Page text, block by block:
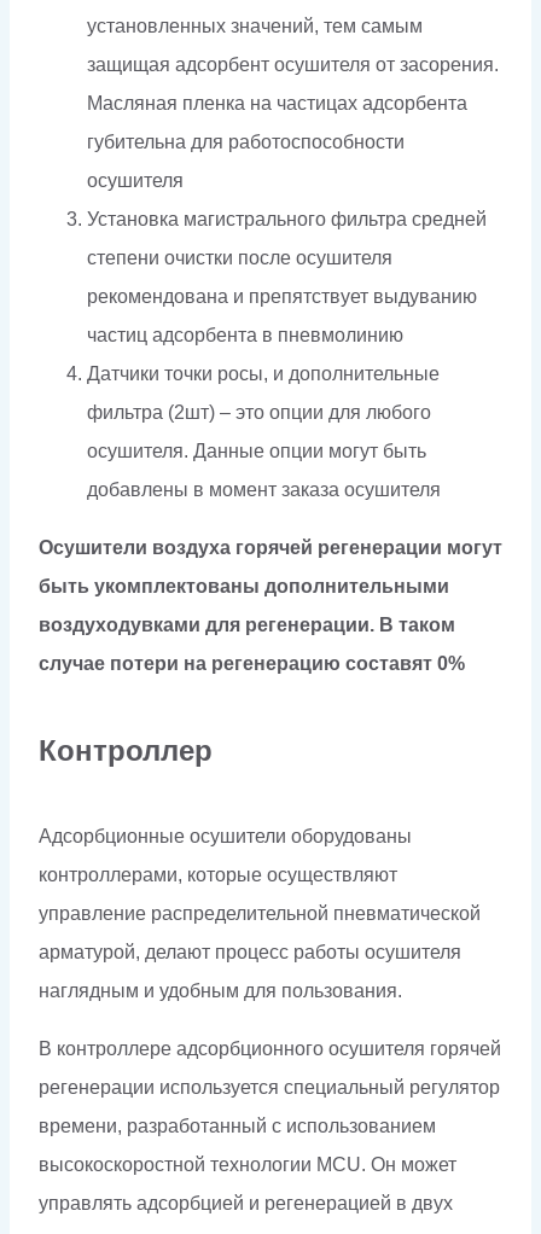
установленных значений, тем самым
защищая адсорбент осушителя от засорения.
Масляная пленка на частицах адсорбента
губительна для работоспособности
осушителя
Установка магистрального фильтра средней
степени очистки после осушителя
рекомендована и препятствует выдуванию
частиц адсорбента в пневмолинию
Датчики точки росы, и дополнительные
фильтра (2шт) – это опции для любого
осушителя. Данные опции могут быть
добавлены в момент заказа осушителя
Осушители воздуха горячей регенерации могут
быть укомплектованы дополнительными
воздуходувками для регенерации. В таком
случае потери на регенерацию составят 0%
Контроллер
Адсорбционные осушители оборудованы
контроллерами, которые осуществляют
управление распределительной пневматической
арматурой, делают процесс работы осушителя
наглядным и удобным для пользования.
В контроллере адсорбционного осушителя горячей
регенерации используется специальный регулятор
времени, разработанный с использованием
высокоскоростной технологии MCU. Он может
управлять адсорбцией и регенерацией в двух